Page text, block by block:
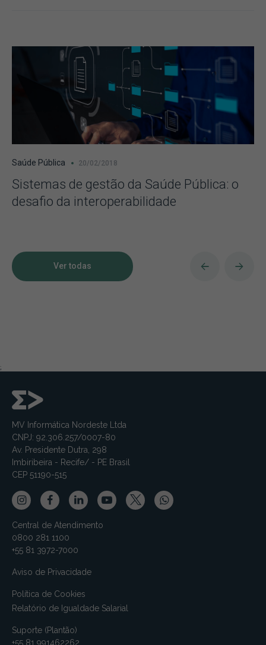
Saúde Pública 20/02/2018
Sistemas de gestão da Saúde Pública: o
desafio da interoperabilidade
Ver todas
;
MV Informática Nordeste Ltda
CNPJ: 92.306.257/0007-80
Av. Presidente Dutra, 298
Imbiribeira - Recife/ - PE Brasil
CEP 51190-515
Central de Atendimento
0800 281 1100
+55 81 3972-7000
Aviso de Privacidade
Política de Cookies
Relatório de Igualdade Salarial
Suporte (Plantão)
+55 81 991462262